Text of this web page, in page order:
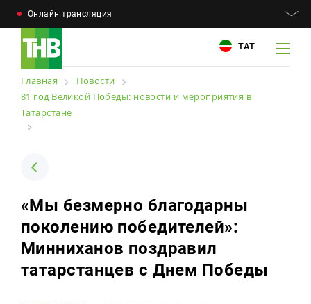
Онлайн трансляция
ТАТ
Например: Минниханов, 7 дней, телепрограмма
Новости
Телепроекты
Телепрограмма
Магазин
Например: Минниханов, 7 дней, телепрограмма
+7 (843) 570−50−00
reception@tnvtv.ru
Главная
Новости
81 год Великой Победы: новости и мероприятия в
Татарстане
«Мы безмерно благодарны
поколению победителей»:
Минниханов поздравил
татарстанцев с Днем Победы